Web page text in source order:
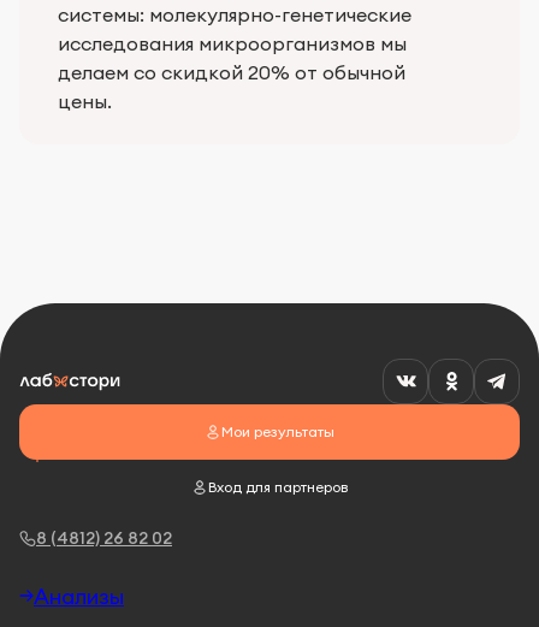
системы: молекулярно-генетические
исследования микроорганизмов мы
делаем со скидкой 20% от обычной
цены.
8 (4812) 26 82 02
Мои результаты
Вход для партнеров
Анализы